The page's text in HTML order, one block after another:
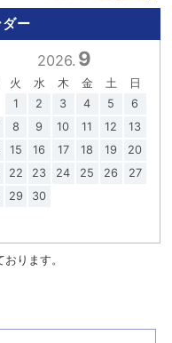
ー
2026. 9
火 水 木 金 土
日
1
2 3 4 5
6
8 9 10 11 12
13
15 16 17 18 19
20
22 23 24 25 26
27
29 30
ります。